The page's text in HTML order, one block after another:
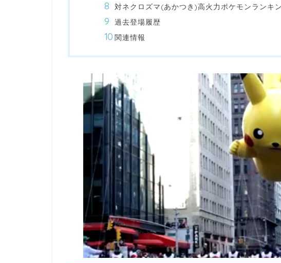
対ネクロズマ(あかつき)高火力ポケモンランキ
過去登場履歴
関連情報
00:00/01:00 [ TRUVID ] POKEMON